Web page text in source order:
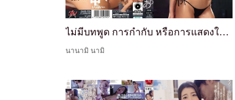
ไม่มีบทพูด การกำกับ หรือการแสดงใดๆ ทั้งสิ้น ยอมจำนนต่อความสุขตามที่สัญชาตญาณบอก 1VS1 นานามิ นามิ
นานามิ นามิ